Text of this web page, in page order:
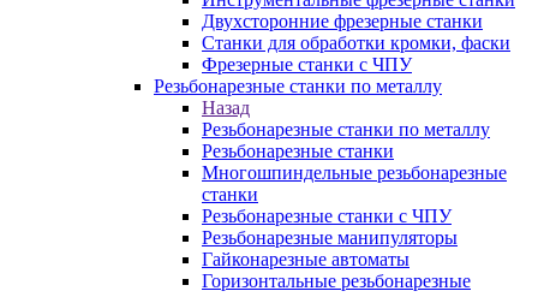
Двухсторонние фрезерные станки
Станки для обработки кромки, фаски
Фрезерные станки с ЧПУ
Резьбонарезные станки по металлу
Назад
Резьбонарезные станки по металлу
Резьбонарезные станки
Многошпиндельные резьбонарезные
станки
Резьбонарезные станки с ЧПУ
Резьбонарезные манипуляторы
Гайконарезные автоматы
Горизонтальные резьбонарезные